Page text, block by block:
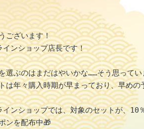
ございます！
ンショップ店長です！
選ぶのはまだはやいかな……そう思ってい
は年々購入時期が早まっており、早め
ンショップでは、対象のセットが、10
ンを配布中🎁